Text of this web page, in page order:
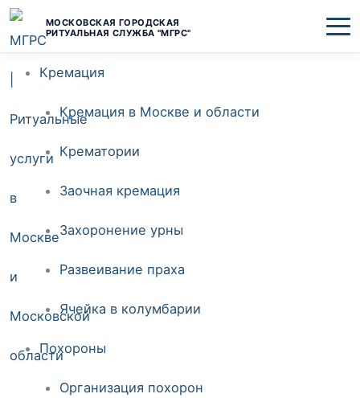
Перейти
к
МОСКОВСКАЯ ГОРОДСКАЯ
РИТУАЛЬНАЯ СЛУЖБА "МГРС"
Кремация
Кремация в Москве и области
Крематории
Заочная кремация
Захоронение урны
Развеивание праха
Ячейка в колумбарии
Похороны
Организация похорон